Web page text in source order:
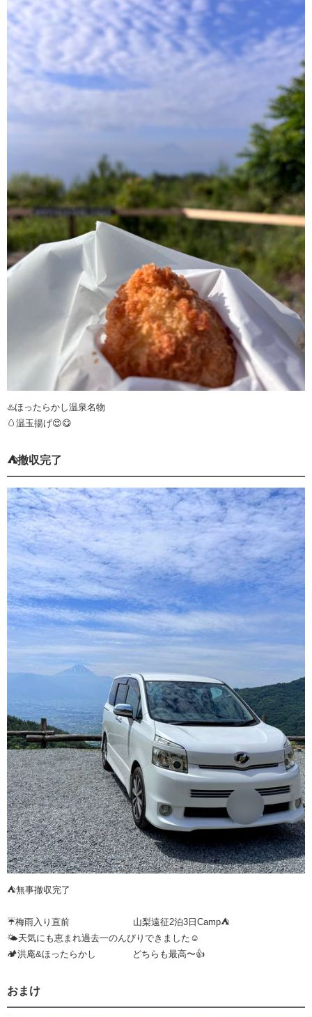
♨️ほったらかし温泉名物
🥚温玉揚げ😍😋
⛺️撤収完了
⛺️無事撤収完了
☔️梅雨入り直前 山梨遠征2泊3日Camp⛺️
🌤️天気にも恵まれ過去一のんびりできました☺️
🏕️洪庵&ほったらかし どちらも最高〜👍
おまけ